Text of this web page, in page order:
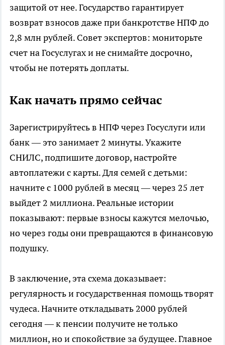
защитой от нее. Государство гарантирует
возврат взносов даже при банкротстве НПФ до
2,8 млн рублей. Совет экспертов: мониторьте
счет на Госуслугах и не снимайте досрочно,
чтобы не потерять доплаты.
Как начать прямо сейчас
Зарегистрируйтесь в НПФ через Госуслуги или
банк — это занимает 2 минуты. Укажите
СНИЛС, подпишите договор, настройте
автоплатежи с карты. Для семей с детьми:
начните с 1000 рублей в месяц — через 25 лет
выйдет 2 миллиона. Реальные истории
показывают: первые взносы кажутся мелочью,
но через годы они превращаются в финансовую
подушку.
В заключение, эта схема доказывает:
регулярность и государственная помощь творят
чудеса. Начните откладывать 2000 рублей
сегодня — к пенсии получите не только
миллион, но и спокойствие за будущее. Главное